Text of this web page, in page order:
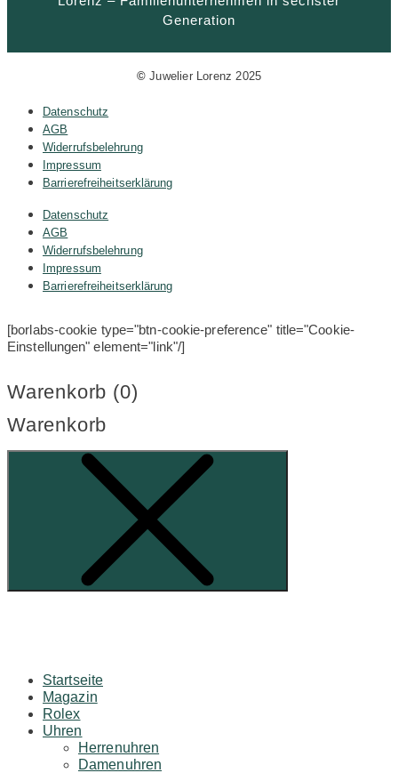
Generation
© Juwelier Lorenz 2025
Datenschutz
AGB
Widerrufsbelehrung
Impressum
Barrierefreiheitserklärung
Datenschutz
AGB
Widerrufsbelehrung
Impressum
Barrierefreiheitserklärung
[borlabs-cookie type="btn-cookie-preference" title="Cookie-
Einstellungen" element="link"/]
Warenkorb (0)
Warenkorb
Startseite
Magazin
Rolex
Uhren
Herrenuhren
Damenuhren